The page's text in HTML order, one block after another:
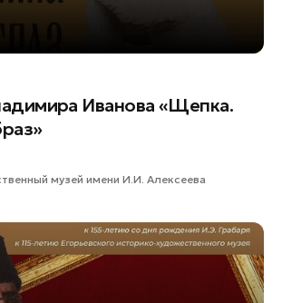
Иванова «Щепка.
музей имени И.И. Алексеева